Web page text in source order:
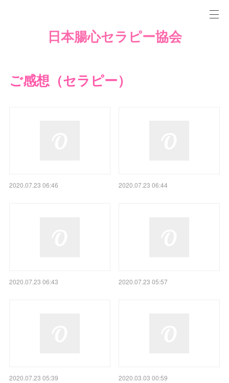
日本腸心セラピー協会
ご感想（セラピー）
2020.07.23 06:46 2020.07.23 06:44
2020.07.23 06:43 2020.07.23 05:57
2020.07.23 05:39 2020.03.03 00:59